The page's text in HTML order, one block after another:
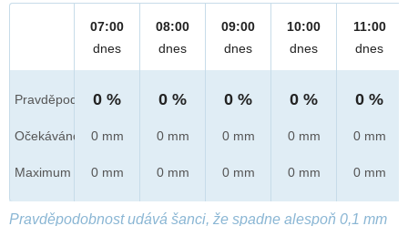
Pravděpod.
Očekáváno
Maximum
07:00
dnes
0 %
0 mm
0 mm
08:00
dnes
0 %
0 mm
0 mm
09:00
dnes
0 %
0 mm
0 mm
10:00
dnes
0 %
0 mm
0 mm
11:00
dnes
0 %
0 mm
0 mm
Pravděpodobnost udává šanci, že spadne alespoň 0,1 mm